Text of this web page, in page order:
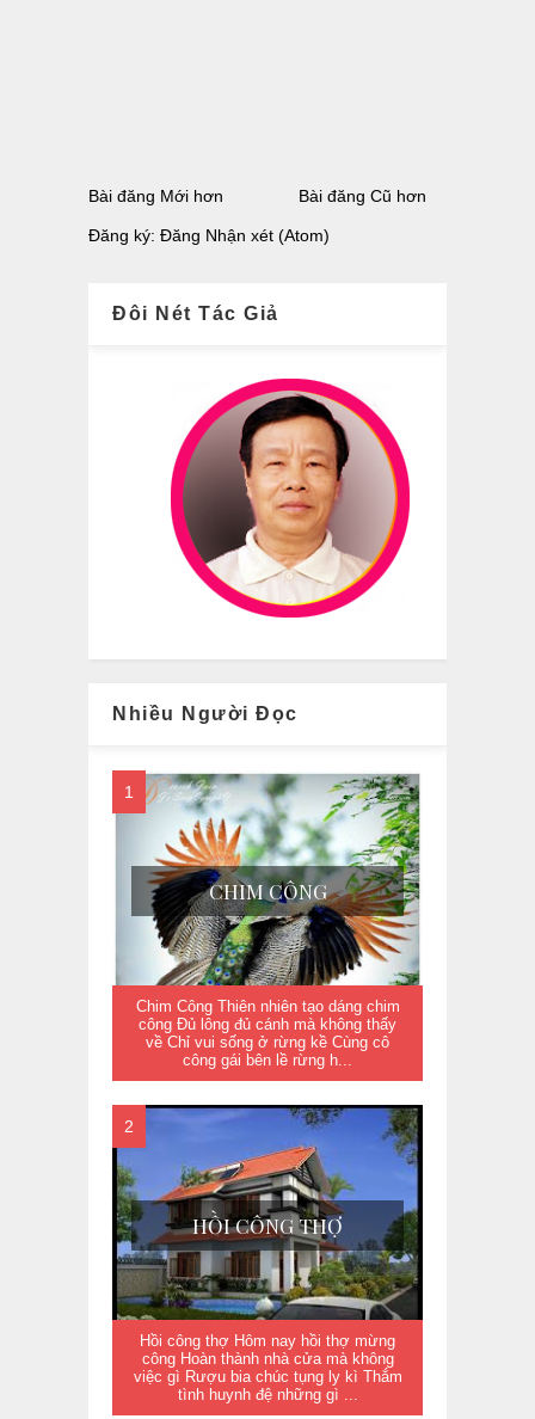
Bài đăng Mới hơn Bài đăng Cũ hơn
Đăng ký: Đăng Nhận xét (Atom)
Đôi Nét Tác Giả
Nhiều Người Đọc
CHIM CÔNG
Chim Công Thiên nhiên tạo dáng chim
công Đủ lông đủ cánh mà không thấy
về Chỉ vui sống ở rừng kề Cùng cô
công gái bên lề rừng h...
HỒI CÔNG THỢ
Hồi công thợ Hôm nay hồi thợ mừng
công Hoàn thành nhà cửa mà không
việc gì Rượu bia chúc tụng ly kì Thắm
tình huynh đệ những gì ...